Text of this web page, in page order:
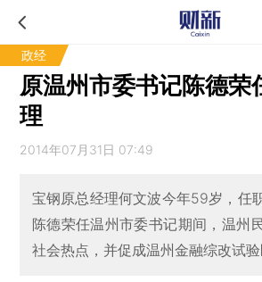
政经
原温州市委书记陈德荣
理
2014年07月31日 07:49
宝钢原总经理何文波今年59岁，任
陈德荣任温州市委书记期间，温州
社会热点，并促成温州金融综改试